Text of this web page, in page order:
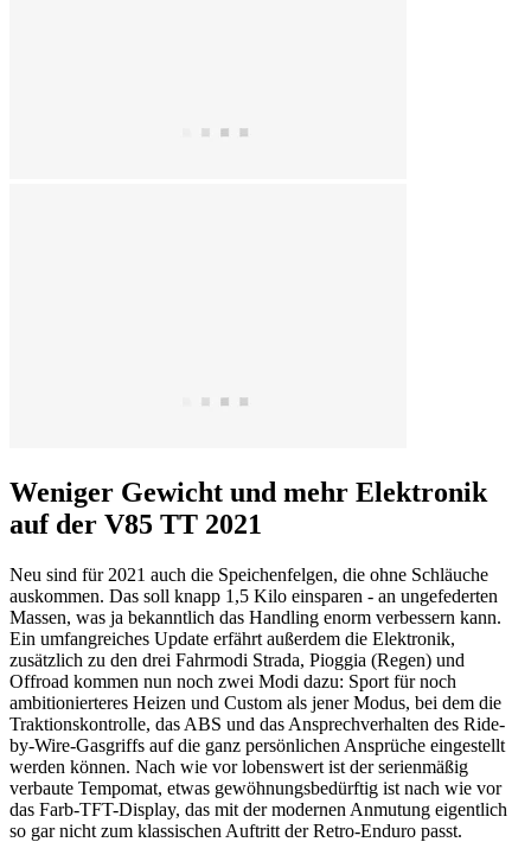
Weniger Gewicht und mehr Elektronik
auf der V85 TT 2021
Neu sind für 2021 auch die Speichenfelgen, die ohne Schläuche
auskommen. Das soll knapp 1,5 Kilo einsparen - an ungefederten
Massen, was ja bekanntlich das Handling enorm verbessern kann.
Ein umfangreiches Update erfährt außerdem die Elektronik,
zusätzlich zu den drei Fahrmodi Strada, Pioggia (Regen) und
Offroad kommen nun noch zwei Modi dazu: Sport für noch
ambitionierteres Heizen und Custom als jener Modus, bei dem die
Traktionskontrolle, das ABS und das Ansprechverhalten des Ride-
by-Wire-Gasgriffs auf die ganz persönlichen Ansprüche eingestellt
werden können. Nach wie vor lobenswert ist der serienmäßig
verbaute Tempomat, etwas gewöhnungsbedürftig ist nach wie vor
das Farb-TFT-Display, das mit der modernen Anmutung eigentlich
so gar nicht zum klassischen Auftritt der Retro-Enduro passt.